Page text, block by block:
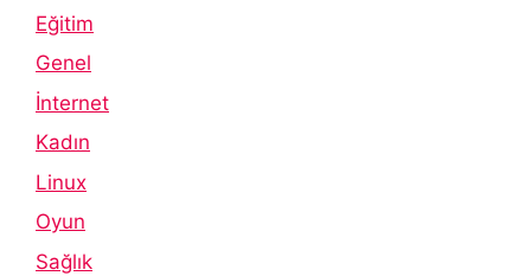
Eğitim
Genel
İnternet
Kadın
Linux
Oyun
Sağlık